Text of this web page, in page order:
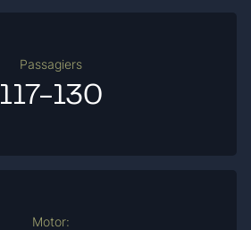
Passagiers
117-130
Motor: